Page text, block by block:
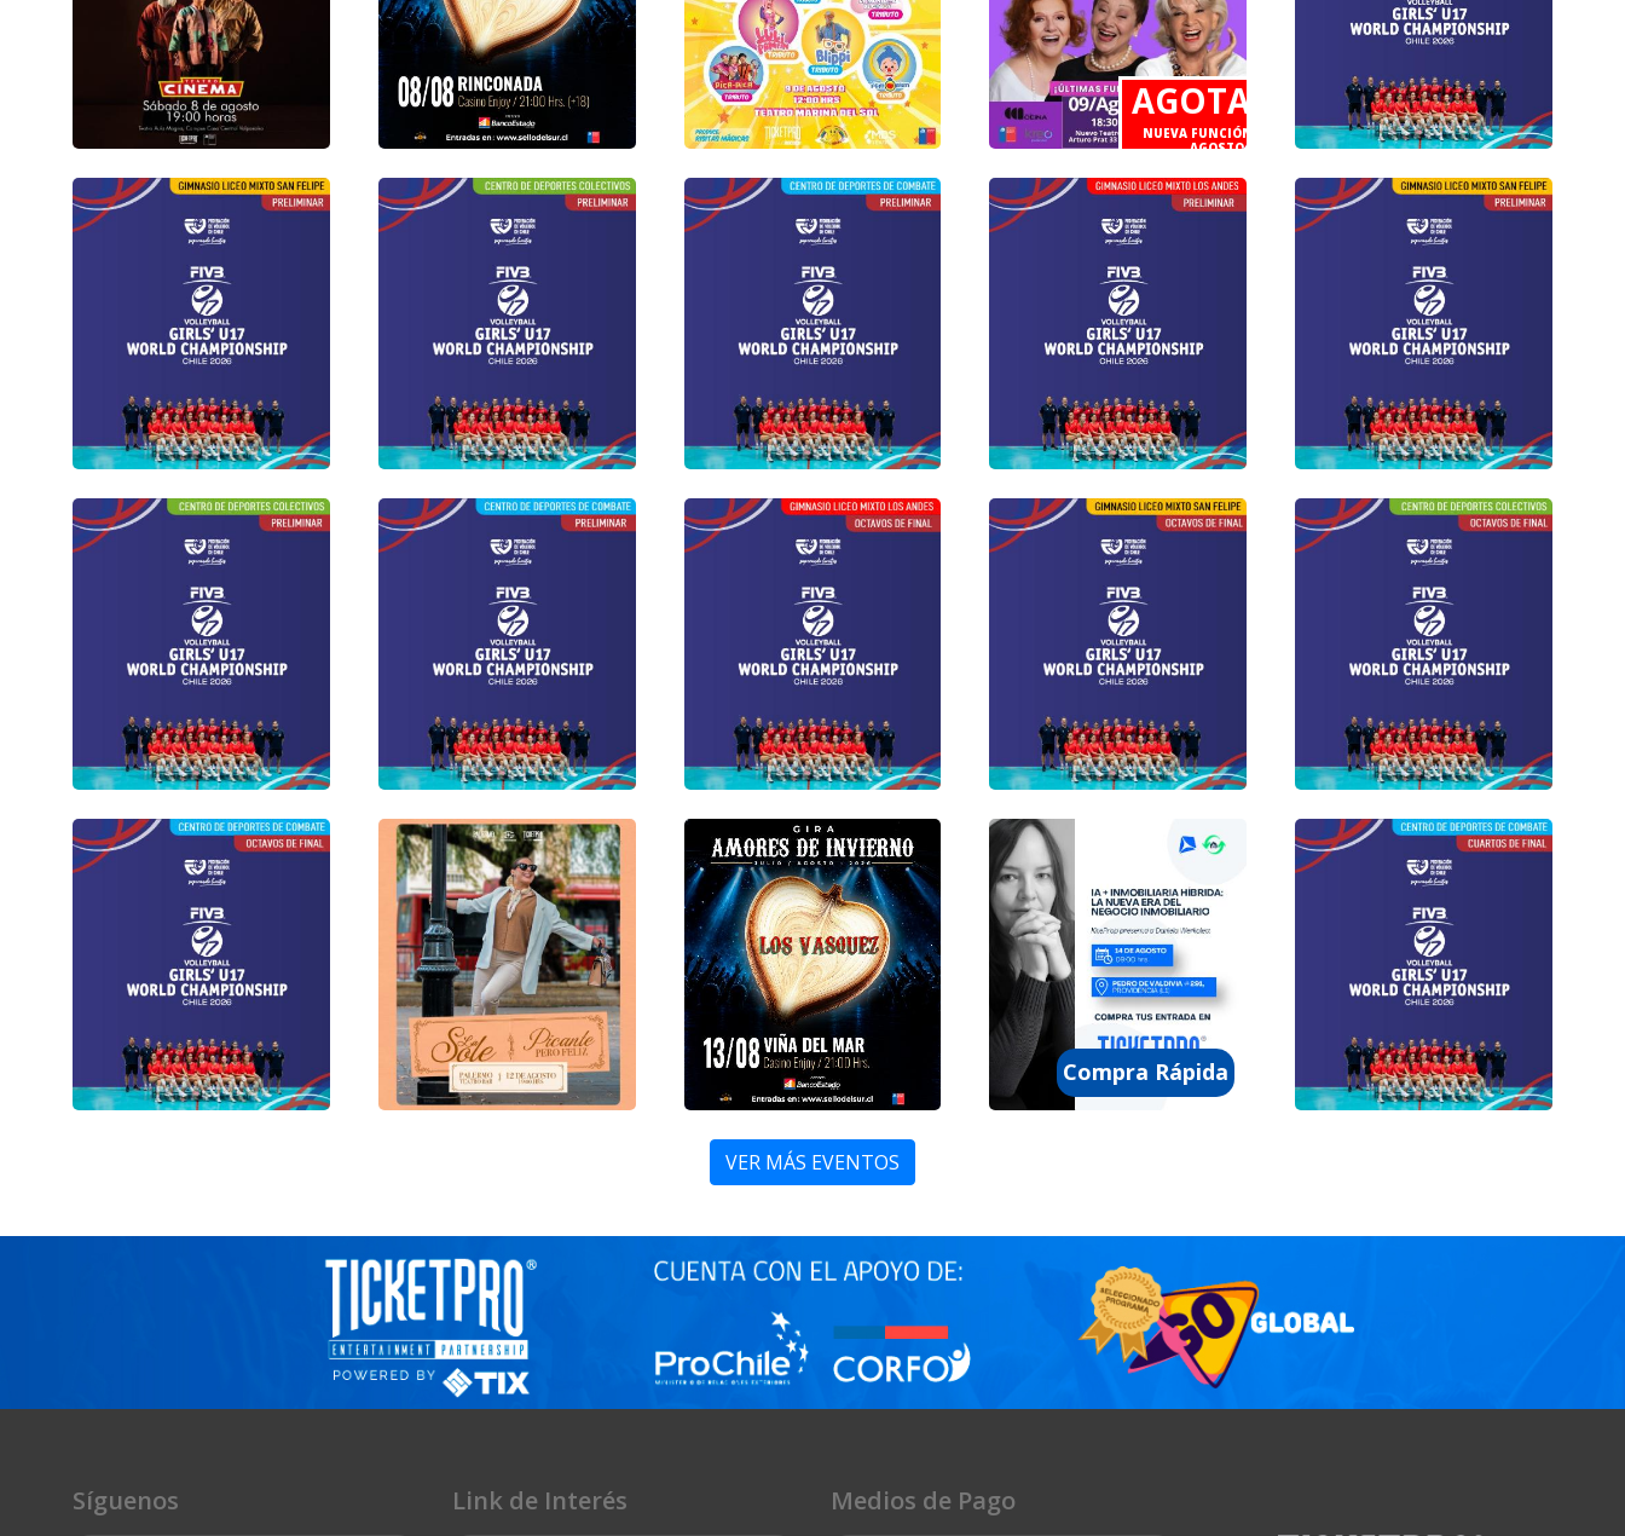
Centro De Deportes De
Combate Estadio Nacional
06 agosto 2026
Gimnasio Liceo Mixto Los
Andes
Sábado 08 de Agosto /
Jornada 3 14:00 - 17:00 -
20:00 hrs
Gimnasio Liceo Mixto San
Felipe
Sábado 08 de Agosto /
Jornada 3 14:00 - 17:00 -
20:00 hrs
Gimnasio Centro Deportes
Colectivos Estadio
Nacional
Sábado 08 de Agosto /
Jornada 3 14:00 - 17:00 -
20:00 hrs
Centro De Deportes De
Combate Estadio Nacional
Sábado 08 de Agosto /
Jornada 3 14:00 - 17:00 -
20:00 hrs
Teatro Aula Magna
Universidad Técnica
Federico Santa María
08 agosto 2026
Enjoy Santiago
08 agosto 2026
Teatro Marina Del Sol
Talcahuano
09 agosto 2026
AGOTADO
NUEVA FUNCIÓN 23 DE
AGOSTO
Teatro Ceina
09 agosto 2026
Gimnasio Liceo Mixto Los
Lunes 10 de Agosto /
Jornada 4 14:00 - 17:00 -
20:00 hrs
Gimnasio Liceo Mixto San
Lunes 10 de Agosto /
Jornada 4 14:00 - 17:00 -
20:00 hrs
Gimnasio Centro Deportes
Colectivos Estadio
Lunes 10 de Agosto /
Jornada 4 14:00 - 17:00 -
20:00 hrs
Centro De Deportes De
Combate Estadio Nacional
Lunes 10 de Agosto /
Jornada 4 14:00 - 17:00 -
20:00 hrs
Gimnasio Liceo Mixto Los
Martes 11 de Agosto /
Jornada 5 14:00 - 17:00 -
20:00 hrs
Gimnasio Liceo Mixto San
Martes 11 de Agosto /
Jornada 5 14:00 - 17:00 -
20:00 hrs
Gimnasio Centro Deportes
Colectivos Estadio
Martes 11 de Agosto /
Jornada 5 14:00 - 17:00 -
20:00 hrs
Centro De Deportes De
Combate Estadio Nacional
Martes 11 de Agosto /
Jornada 5 14:00 - 17:00 -
20:00 hrs
Gimnasio Liceo Mixto Los
Andes
Miércoles 12 de Agosto /
Jornada 6 14:00 - 17:00 -
20:00 hrs
Gimnasio Liceo Mixto San
Felipe
Miércoles 12 de Agosto /
Jornada 6 14:00 - 17:00 -
20:00 hrs
Gimnasio Centro Deportes
Colectivos Estadio
Miércoles 12 de Agosto /
Jornada 6 14:00 - 17:00 -
20:00 hrs
Palermo Teatro Bar
12 agosto 2026
Enjoy Viña Del Mar
13 agosto 2026
Compra Rápida
Centro De Deportes De
Combate Estadio Nacional
VER MÁS EVENTOS
Síguenos Link de Interés Medios de Pago